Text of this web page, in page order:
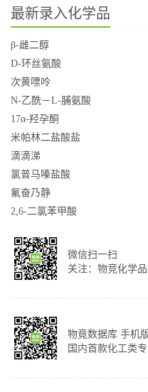
最新录入化学品
β-雌二醇
D-环丝氨酸
次黄嘌呤
N-乙酰－L-脯氨酸
17α-羟孕酮
米帕林二盐酸盐
滴滴涕
氯普马嗪盐酸
氟奋乃静
2,6-二氯苯甲酸
微信扫一扫
关注：物竞化学
物竟数据库 手机
国内首款化工类